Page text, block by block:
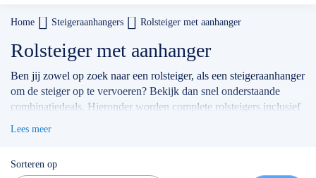
Bekijk hier onze Actiepagina
Binnen 1 dag een
Home Steigeraanhangers Rolsteiger met aanhanger
Rolsteiger met aanhanger
Ben jij zowel op zoek naar een rolsteiger, als een steigeraanhanger
om de steiger op te vervoeren? Bekijk dan snel onderstaande
combinatiedeals. Hieronder worden complete rolsteigers inclusief
Onderstaande deals besparen dus niet alleen geld, maar zorgen
Lees meer
Sorteren op